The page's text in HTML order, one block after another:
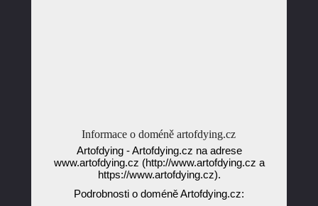
Informace o doméně artofdying.cz
Artofdying - Artofdying.cz na adrese
www.artofdying.cz (http://www.artofdying.cz a
https://www.artofdying.cz).
Podrobnosti o doméně Artofdying.cz: